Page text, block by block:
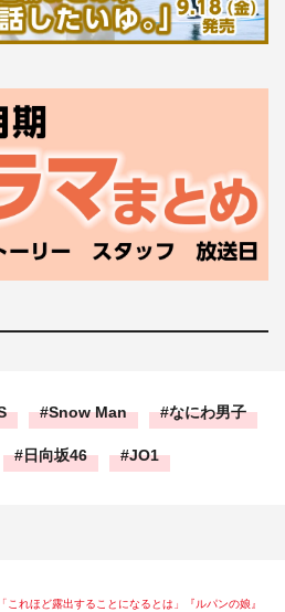
Snow Man なにわ男子
日向坂46 JO1
これほど露出することになるとは」『ルパンの娘』